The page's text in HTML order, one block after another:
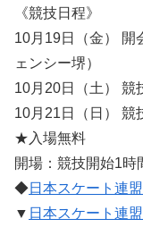
《競技日程》
10月19日（金） 開
ェンシー堺）
10月20日（土） 競
10月21日（日） 競
★入場無料
開場：競技開始1時
◆日本スケート連盟
▼ 日本スケート連